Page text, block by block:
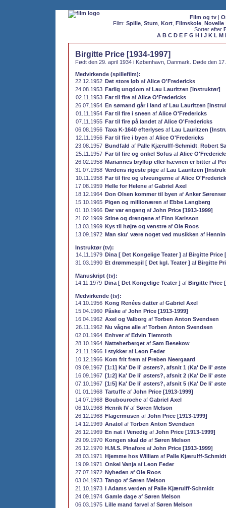
Film og tv|
Film: Spille, Stum Kort, Filmskole, Novelle
Sorter efter
A B C D E F G H I J K L M
Birgitte Price [1934-1997]
Født den 29. april 1934 i København, Danmark. Døde den
Medvirkende (spillefilm):
22.12.1952 Det store løb af Alice O'Fredericks
24.08.1953 Farlig ungdom af Lau Lauritzen [Instruktør]
02.11.1953 Far til fire af Alice O'Fredericks
26.07.1954 En sømand går i land af Lau Lauritzen
01.11.1954 Far til fire i sneen af Alice O'Fredericks
07.11.1955 Far til fire på landet af Alice O'Fredericks
06.08.1956 Taxa K-1640 efterlyses af Lau Lauritzen
12.11.1956 Far til fire i byen af Alice O'Fredericks
23.08.1957 Bundfald af Palle Kjærulff-Schmidt Robert
25.11.1957 Far til fire og onkel Sofus af Alice
26.02.1958 Mariannes bryllup eller hævnen er bitter af
31.07.1958 Verdens rigeste pige af Lau Lauritzen
10.11.1958 Far til fire og ulveungerne af Alice
17.08.1959 Helle for Helene af Gabriel Axel
18.12.1964 Don Olsen kommer til byen af Anker
15.10.1965 Pigen og millionæren af Ebbe Langberg
01.10.1966 Der var engang af John Price [1913-1999]
21.02.1969 Stine og drengene af Finn Karlsson
13.03.1969 Kys til højre og venstre af Ole Roos
13.09.1972 Man sku' være noget ved musikken af
Instruktør (tv):
14.11.1979 Dina [ Det Kongelige Teater ] af Birgitte Price
31.03.1990 Et drømmespil [ Det kgl. Teater ] af Birgitte
Manuskript (tv):
14.11.1979 Dina [ Det Kongelige Teater ] af Birgitte Price
Medvirkende (tv):
14.10.1956 Kong Renées datter af Gabriel Axel
15.04.1960 Påske af John Price [1913-1999]
16.04.1962 Axel og Valborg af Torben Anton Svendsen
26.11.1962 Nu vågne alle af Torben Anton Svendsen
02.01.1964 Enhver af Edvin Tiemroth
28.10.1964 Natteherberget af Sam Besekow
21.11.1966 I stykker af Leon Feder
10.12.1966 Kom frit frem af Preben Neergaard
09.09.1967 [1:1] Ka' De li' østers?, afsnit 1 (Ka' De li'
16.09.1967 [1:2] Ka' De li' østers?, afsnit 2 (Ka' De li'
07.10.1967 [1:5] Ka' De li' østers?, afsnit 5 (Ka' De li'
01.01.1968 Tartuffe af John Price [1913-1999]
14.07.1968 Boubouroche af Gabriel Axel
06.10.1968 Henrik IV af Søren Melson
26.12.1968 Flagermusen af John Price [1913-1999]
14.12.1969 Anatol af Torben Anton Svendsen
26.12.1969 En nat i Venedig af John Price [1913-1999]
29.09.1970 Kongen skal dø af Søren Melson
26.12.1970 H.M.S. Pinafore af John Price [1913-1999]
28.03.1971 Hjemme hos William af Palle Kjærulff-Schmidt
19.09.1971 Onkel Vanja af Leon Feder
27.07.1972 Nyheden af Ole Roos
03.04.1973 Tango af Søren Melson
21.10.1973 I Adams verden af Palle Kjærulff-Schmidt
24.09.1974 Gamle dage af Søren Melson
06.03.1975 Lille mand farvel af Søren Melson